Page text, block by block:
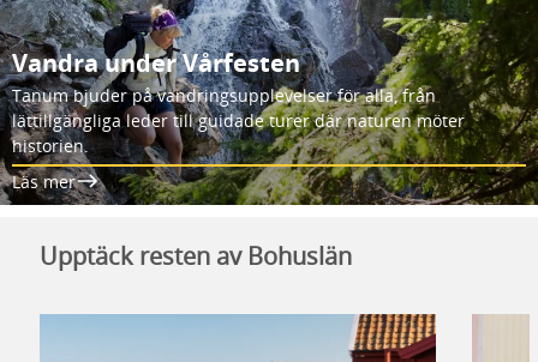
Vandra under Vårfesten
Tanum bjuder på vandringsupplevelser för alla, från
lättillgängliga leder till guidade turer där naturen möter
historien.
Läs mer
Upptäck resten av Bohuslän